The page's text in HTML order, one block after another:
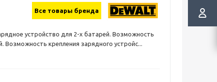
Все товары бренда
устройство для 2-х батарей. Возможность
Возможность крепления зарядного устройс...